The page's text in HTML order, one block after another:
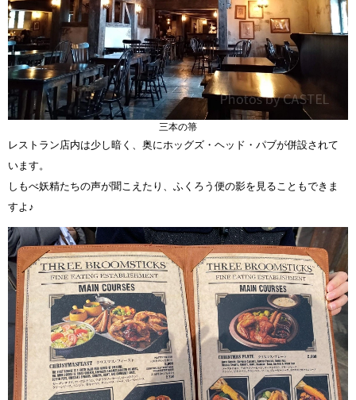
三本の箒
レストラン店内は少し暗く、奥にホッグズ・ヘッド・パブが併設されて
います。
しもべ妖精たちの声が聞こえたり、ふくろう便の影を見ることもできま
すよ♪